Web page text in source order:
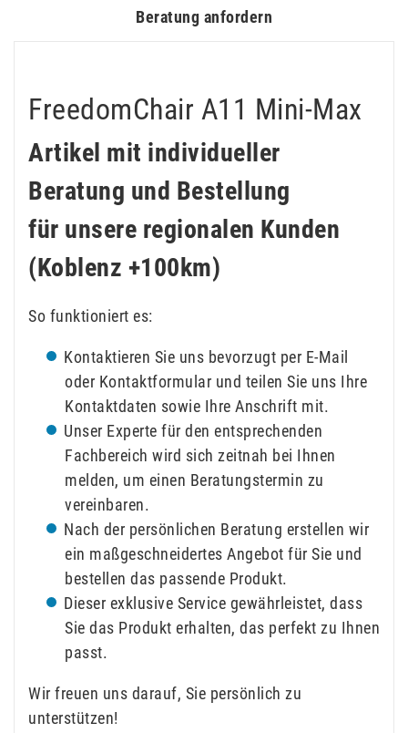
Beratung anfordern
FreedomChair A11 Mini-Max
Artikel mit individueller
Beratung und Bestellung
für unsere regionalen Kunden
(Koblenz +100km)
So funktioniert es:
Kontaktieren Sie uns bevorzugt per E-Mail
oder Kontaktformular und teilen Sie uns Ihre
Kontaktdaten sowie Ihre Anschrift mit.
Unser Experte für den entsprechenden
Fachbereich wird sich zeitnah bei Ihnen
melden, um einen Beratungstermin zu
vereinbaren.
Nach der persönlichen Beratung erstellen wir
ein maßgeschneidertes Angebot für Sie und
bestellen das passende Produkt.
Dieser exklusive Service gewährleistet, dass
Sie das Produkt erhalten, das perfekt zu Ihnen
passt.
Wir freuen uns darauf, Sie persönlich zu
unterstützen!